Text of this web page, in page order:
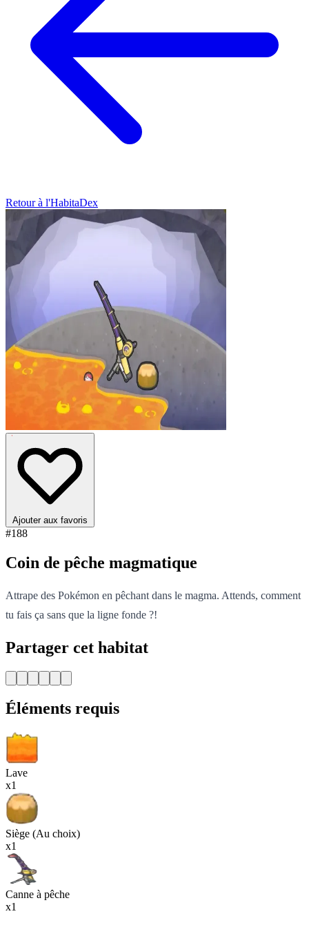
Retour à l'HabitaDex
Ajouter aux favoris
#188
Coin de pêche magmatique
Attrape des Pokémon en pêchant dans le magma. Attends, comment
tu fais ça sans que la ligne fonde ?!
Partager cet habitat
Éléments requis
Lave
x1
Siège (Au choix)
x1
Canne à pêche
x1